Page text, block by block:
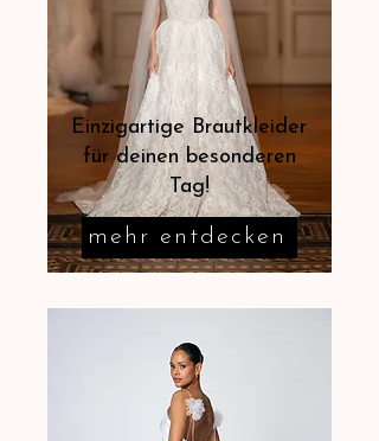
Einzigartige Brautkleider
für deinen besonderen
Tag!
mehr entdecken